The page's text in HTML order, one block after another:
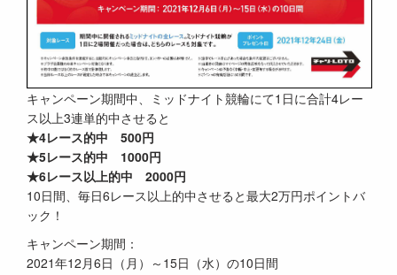
キャンペーン期間中、ミッドナイト競輪にて1日に合計4レー
ス以上3連単的中させると
★4レース的中 500円
★5レース的中 1000円
★6レース以上的中 2000円
10日間、毎日6レース以上的中させると最大2万円ポイントバ
ック！
キャンペーン期間：
2021年12月6日（月）～15日（水）の10日間